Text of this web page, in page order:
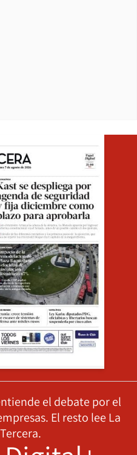
el debate por el
El resto lee La
Tercera.